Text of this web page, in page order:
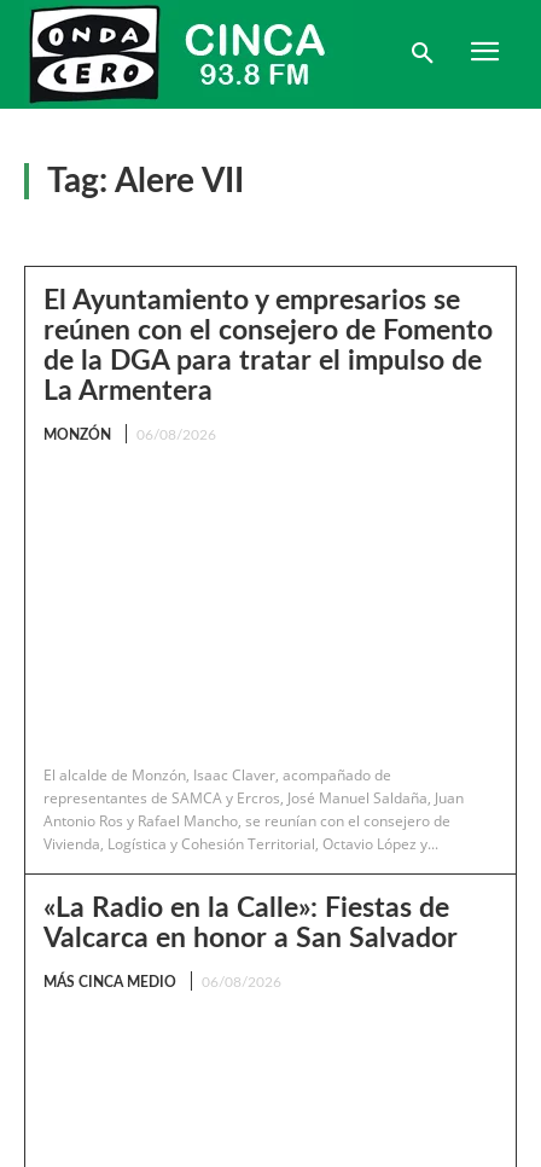
Tag: Alere VII
El Ayuntamiento y empresarios se
reúnen con el consejero de Fomento
de la DGA para tratar el impulso de
La Armentera
MONZÓN 06/08/2026
El alcalde de Monzón, Isaac Claver, acompañado de
representantes de SAMCA y Ercros, José Manuel Saldaña, Juan
Antonio Ros y Rafael Mancho, se reunían con el consejero de
Vivienda, Logística y Cohesión Territorial, Octavio López y...
«La Radio en la Calle»: Fiestas de
Valcarca en honor a San Salvador
MÁS CINCA MEDIO 06/08/2026